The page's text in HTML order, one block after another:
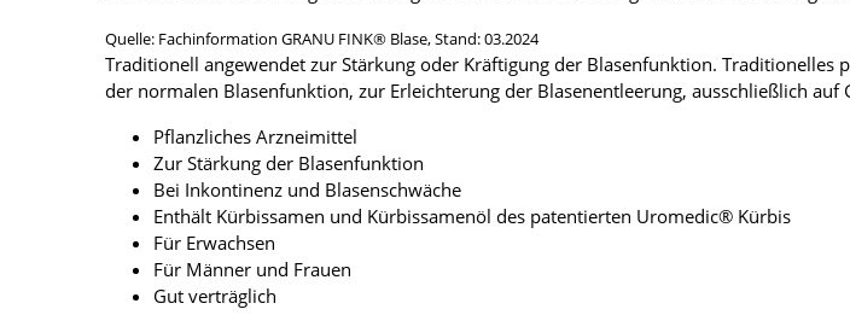
Quelle: Fachinformation GRANU FINK® Blase, Stand: 03.2024
Traditionell angewendet zur Stärkung oder Kräftigung der Blasenfunktion.
der normalen Blasenfunktion, zur Erleichterung der Blasenentleerung, ausschließlich auf
Pflanzliches Arzneimittel
Zur Stärkung der Blasenfunktion
Bei Inkontinenz und Blasenschwäche
Enthält Kürbissamen und Kürbissamenöl des patentierten Uromedic® Kürbis
Für Erwachsen
Für Männer und Frauen
Gut verträglich